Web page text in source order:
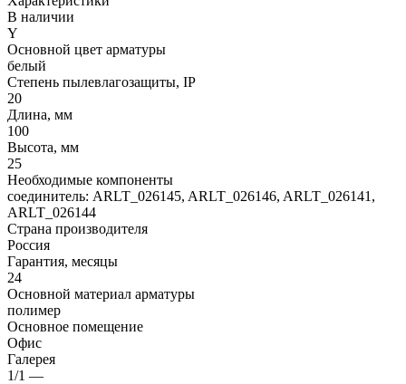
В наличии
Y
Основной цвет арматуры
белый
Степень пылевлагозащиты, IP
20
Длина, мм
100
Высота, мм
25
Необходимые компоненты
соединитель: ARLT_026145, ARLT_026146, ARLT_026141,
ARLT_026144
Страна производителя
Россия
Гарантия, месяцы
24
Основной материал арматуры
полимер
Основное помещение
Офис
Галерея
1/1 —